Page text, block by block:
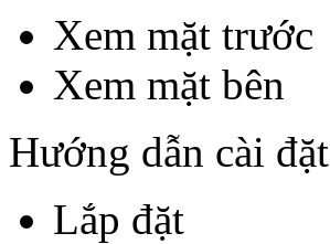
Xem mặt trước
Xem mặt bên
Hướng dẫn cài đặt
Lắp đặt